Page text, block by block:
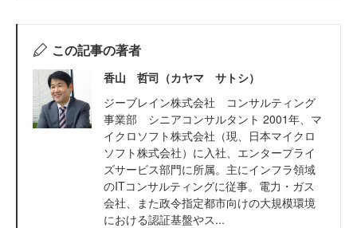
この記事の著者
香山 哲司（カヤマ サトシ）
ジーブレイン株式会社 コンサルティング
事業部 シニアコンサルタント 2001年、マ
イクロソフト株式会社（現、日本マイクロ
ソフト株式会社）に入社、エンタープライ
ズサービス部門に所属。主にインフラ領域
のITコンサルティングに従事。電力・ガス
会社、また政令指定都市向けの大規模環境
における認証基盤やス...